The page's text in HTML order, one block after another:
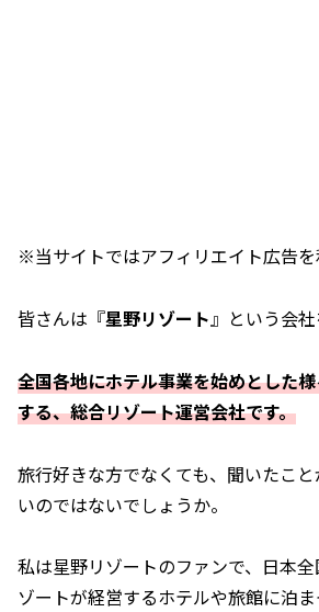
※当サイトではアフィリエイト広告
皆さんは『星野リゾート』という会
全国各地にホテル事業を始めとした
する、総合リゾート運営会社です。
旅行好きな方でなくても、聞いたこ
いのではないでしょうか。
私は星野リゾートのファンで、日本
ゾートが経営するホテルや旅館に泊ま